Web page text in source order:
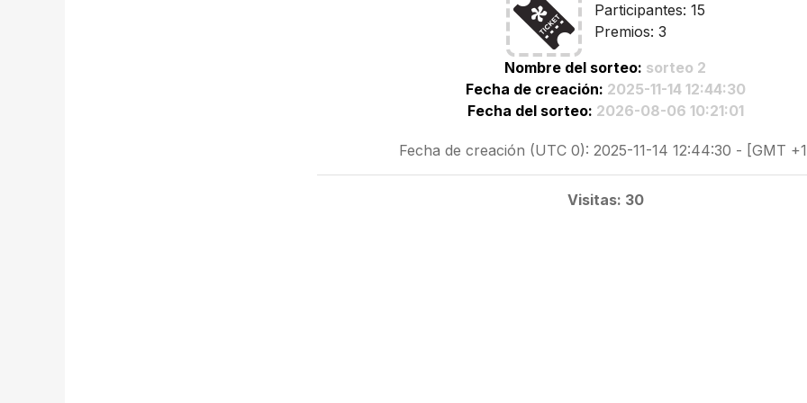
Participantes: 15
Premios: 3
Nombre del sorteo: sorteo 2
Fecha de creación: 2025-11-14 12:44:30
Fecha del sorteo: 2026-08-06 10:21:01
Fecha de creación (UTC 0): 2025-11-14 12:44:30 - [GMT
Visitas: 30